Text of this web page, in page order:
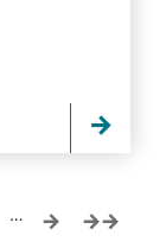
…